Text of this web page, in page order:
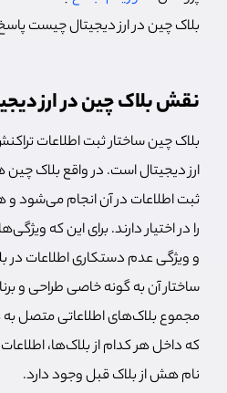
بلاک چین در ارز دیجیتال چیست
نقش بلاک چین در ارز
بلاک چین ساختار ثبت اطلاعات
ارز دیجیتال است. در واقع بلاک
ثبت اطلاعات در آن انجام می‌شود و
را در اختیار دارند. برای این که
و ویژگی عدم دستکاری اطلاعات در
ساختار آن به گونه خاصی طراحی و
مجموع بلاک‌های اطلاعاتی متصل
که داخل هر کدام از بلاک‌ها،
نام هش از بلاک قبل وجود دارد.